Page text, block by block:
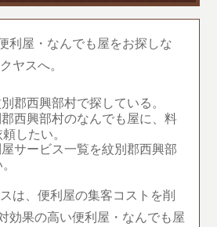
利屋・なんでも屋をお探しな
ヤスへ。
郡西興部村で探している。
西興部村のなんでも屋に、料
したい。
サービス一覧を紋別郡西興部
は、便利屋の集客コストを削
効果の高い便利屋・なんでも屋